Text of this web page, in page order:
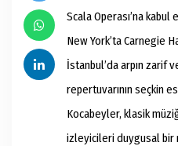
Scala Operası’na
New York’ta Carnegie
İstanbul’da arpın zarif
repertuvarının seçkin
Kocabeyler, klasik
izleyicileri duygusal bir